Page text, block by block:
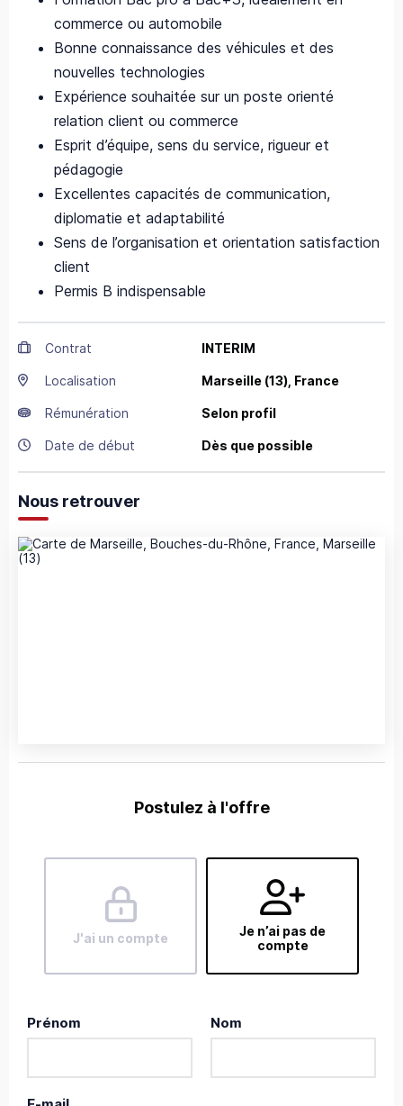
commerce ou automobile
Bonne connaissance des véhicules et des
nouvelles technologies
Expérience souhaitée sur un poste orienté
relation client ou commerce
Esprit d’équipe, sens du service, rigueur et
pédagogie
Excellentes capacités de communication,
diplomatie et adaptabilité
Sens de l’organisation et orientation satisfaction
client
Permis B indispensable
Contrat INTERIM
Localisation Marseille (13), France
Rémunération Selon profil
Date de début Dès que possible
Nous retrouver
Postulez à l'offre
J'ai un compte
Je n’ai pas de
compte
Prénom Nom